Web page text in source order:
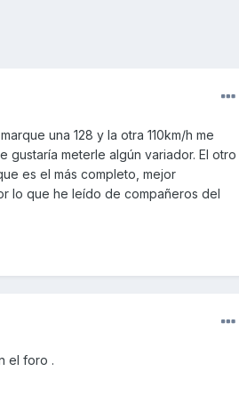
una 128 y la otra 110km/h me
gustaría meterle algún variador. El otro
es el más completo, mejor
lo que he leído de compañeros del
el foro .